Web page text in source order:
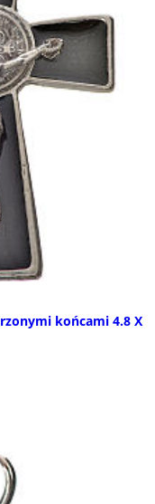
końcami 4.8 X